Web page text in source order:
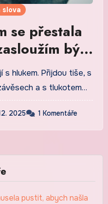
slova
se přestala
být
s hlukem. Přijdou tiše, s
a s tlukotem…
2025 1 Komentáře
pustit, abych našla